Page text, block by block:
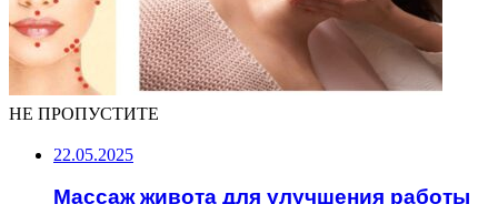
НЕ ПРОПУСТИТЕ
22.05.2025
Массаж живота для улучшения работы